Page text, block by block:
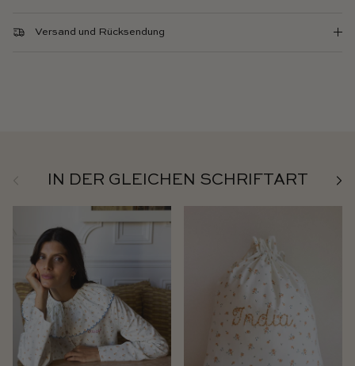
Versand und Rücksendung
IN DER GLEICHEN SCHRIFTART